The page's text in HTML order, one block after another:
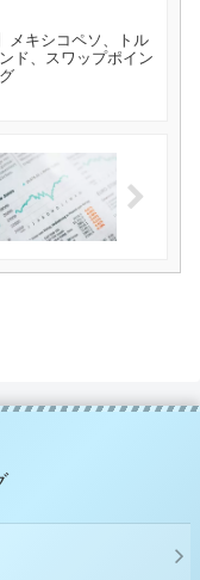
メキシコペソ、トル
ド、スワップポイン